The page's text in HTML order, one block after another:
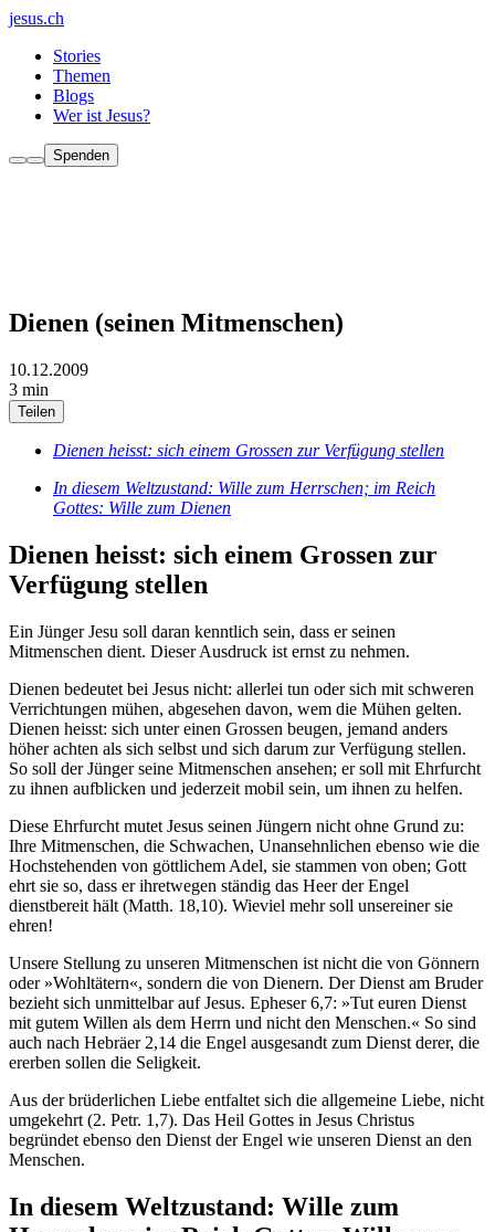
jesus.ch
Stories
Themen
Blogs
Wer ist Jesus?
Spenden
Dienen (seinen Mitmenschen)
10.12.2009
3 min
Teilen
Dienen heisst: sich einem Grossen zur Verfügung stellen
In diesem Weltzustand: Wille zum Herrschen; im Reich
Gottes: Wille zum Dienen
Dienen heisst: sich einem Grossen zur
Verfügung stellen
Ein Jünger Jesu soll daran kenntlich sein, dass er seinen
Mitmenschen dient. Dieser Ausdruck ist ernst zu nehmen.
Dienen bedeutet bei Jesus nicht: allerlei tun oder sich mit schweren
Verrichtungen mühen, abgesehen davon, wem die Mühen gelten.
Dienen heisst: sich unter einen Grossen beugen, jemand anders
höher achten als sich selbst und sich darum zur Verfügung stellen.
So soll der Jünger seine Mitmenschen ansehen; er soll mit Ehrfurcht
zu ihnen aufblicken und jederzeit mobil sein, um ihnen zu helfen.
Diese Ehrfurcht mutet Jesus seinen Jüngern nicht ohne Grund zu:
Ihre Mitmenschen, die Schwachen, Unansehnlichen ebenso wie die
Hochstehenden von göttlichem Adel, sie stammen von oben; Gott
ehrt sie so, dass er ihretwegen ständig das Heer der Engel
dienstbereit hält (Matth. 18,10). Wieviel mehr soll unsereiner sie
ehren!
Unsere Stellung zu unseren Mitmenschen ist nicht die von Gönnern
oder »Wohltätern«, sondern die von Dienern. Der Dienst am Bruder
bezieht sich unmittelbar auf Jesus. Epheser 6,7: »Tut euren Dienst
mit gutem Willen als dem Herrn und nicht den Menschen.« So sind
auch nach Hebräer 2,14 die Engel ausgesandt zum Dienst derer, die
ererben sollen die Seligkeit.
Aus der brüderlichen Liebe entfaltet sich die allgemeine Liebe, nicht
umgekehrt (2. Petr. 1,7). Das Heil Gottes in Jesus Christus
begründet ebenso den Dienst der Engel wie unseren Dienst an den
Menschen.
In diesem Weltzustand: Wille zum